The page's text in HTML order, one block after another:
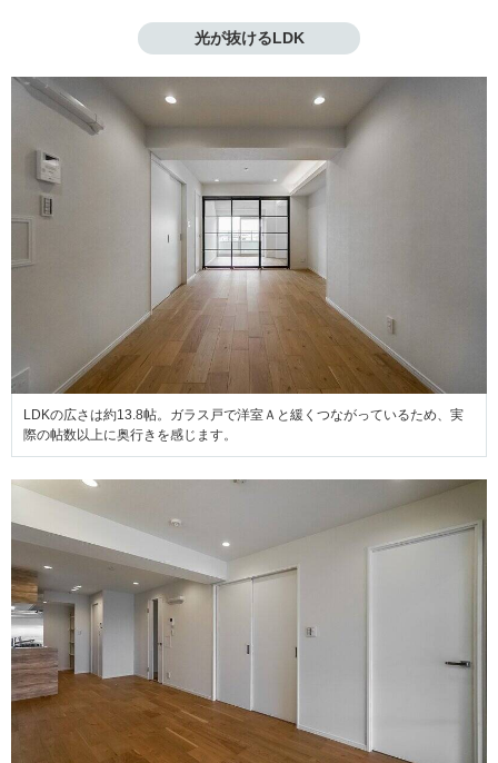
光が抜けるLDK
LDKの広さは約13.8帖。ガラス戸で洋室Ａと緩くつながっているため、実
際の帖数以上に奥行きを感じます。